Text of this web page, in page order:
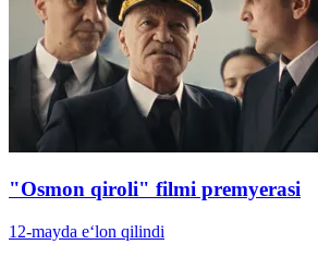
"Osmon qiroli" filmi premyerasi
12-mayda e‘lon qilindi